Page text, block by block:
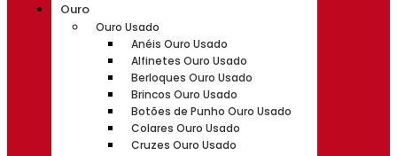
Ouro
Ouro Usado
Anéis Ouro Usado
Alfinetes Ouro Usado
Berloques Ouro Usado
Brincos Ouro Usado
Botões de Punho Ouro Usado
Colares Ouro Usado
Cruzes Ouro Usado